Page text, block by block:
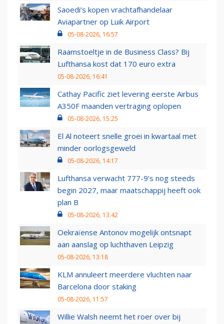
Saoedi’s kopen vrachtafhandelaar
Aviapartner op Luik Airport
05-08-2026, 16:57
Raamstoeltje in de Business Class? Bij
Lufthansa kost dat 170 euro extra
05-08-2026, 16:41
Cathay Pacific ziet levering eerste Airbus
A350F maanden vertraging oplopen
05-08-2026, 15:25
El Al noteert snelle groei in kwartaal met
minder oorlogsgeweld
05-08-2026, 14:17
Lufthansa verwacht 777-9’s nog steeds
begin 2027, maar maatschappij heeft ook
plan B
05-08-2026, 13:42
Oekraïense Antonov mogelijk ontsnapt
aan aanslag op luchthaven Leipzig
05-08-2026, 13:18
KLM annuleert meerdere vluchten naar
Barcelona door staking
05-08-2026, 11:57
Willie Walsh neemt het roer over bij